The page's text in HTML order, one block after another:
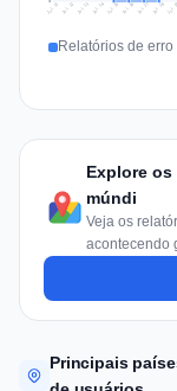
Jul 11 Jul 12 Jul 13 Jul 14 Jul 15 Jul 16 Jul 17 Jul 18 Jul 19
Relatórios de erro
Explore
múndi
Veja os
acontecendo
Principais